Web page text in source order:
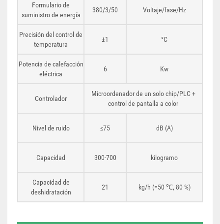
Formulario de
suministro de energía
380/3/50 Voltaje/fase/Hz
Precisión del control de
temperatura
±1 °C
Potencia de calefacción
eléctrica
6 Kw
Controlador
Microordenador de un solo chip/PLC +
control de pantalla a color
Nivel de ruido ≤75 dB (A)
Capacidad 300-700 kilogramo
Capacidad de
deshidratación
21 kg/h (=50 ℃, 80 %)